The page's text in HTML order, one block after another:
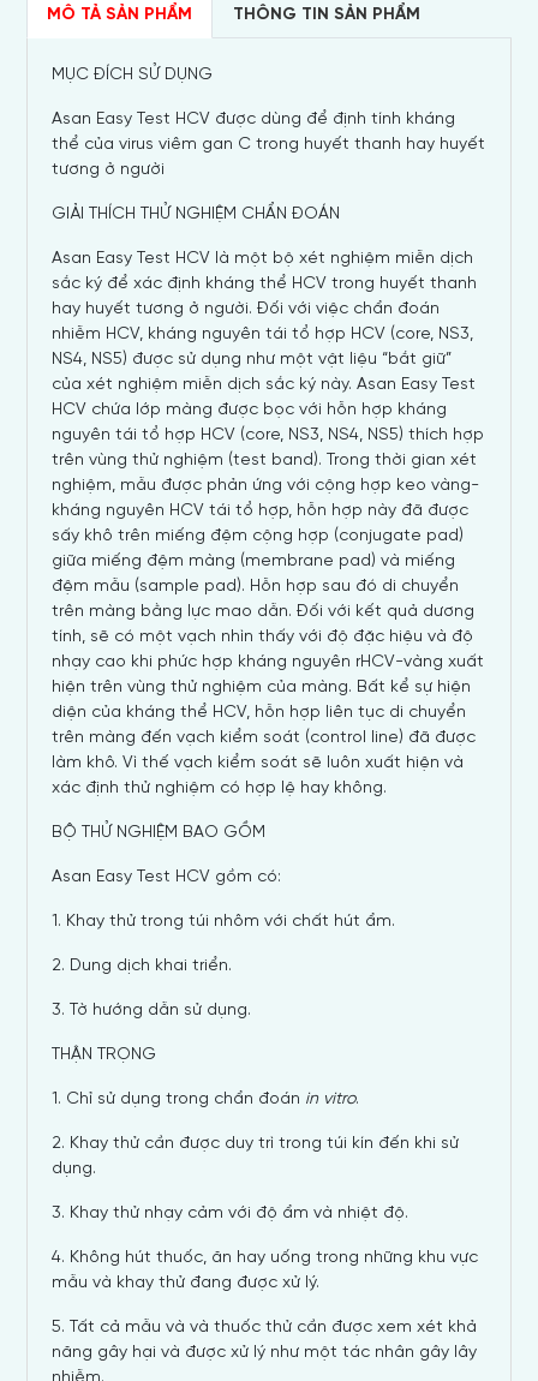
MÔ TẢ SẢN PHẨM THÔNG TIN SẢN PHẨM
MỤC ĐÍCH SỬ DỤNG
Asan Easy Test HCV được dùng để định tính kháng
thể của virus viêm gan C trong huyết thanh hay huyết
tương ở người
GIẢI THÍCH THỬ NGHIỆM CHẨN ĐOÁN
Asan Easy Test HCV là một bộ xét nghiệm miễn dịch
sắc ký để xác định kháng thể HCV trong huyết thanh
hay huyết tương ở người. Đối với việc chẩn đoán
nhiễm HCV, kháng nguyên tái tổ hợp HCV (core, NS3,
NS4, NS5) được sử dụng như một vật liệu “bắt giữ”
của xét nghiệm miễn dịch sắc ký này. Asan Easy Test
HCV chứa lớp màng được bọc với hỗn hợp kháng
nguyên tái tổ hợp HCV (core, NS3, NS4, NS5) thích hợp
trên vùng thử nghiệm (test band). Trong thời gian xét
nghiệm, mẫu được phản ứng với cộng hợp keo vàng-
kháng nguyên HCV tái tổ hợp, hỗn hợp này đã được
sấy khô trên miếng đệm cộng hợp (conjugate pad)
giữa miếng đệm màng (membrane pad) và miếng
đệm mẫu (sample pad). Hỗn hợp sau đó di chuyển
trên màng bằng lực mao dẫn. Đối với kết quả dương
tính, sẽ có một vạch nhìn thấy với độ đặc hiệu và độ
nhạy cao khi phức hợp kháng nguyên rHCV-vàng xuất
hiện trên vùng thử nghiệm của màng. Bất kể sự hiện
diện của kháng thể HCV, hỗn hợp liên tục di chuyển
trên màng đến vạch kiểm soát (control line) đã được
làm khô. Vì thế vạch kiểm soát sẽ luôn xuất hiện và
xác định thử nghiệm có hợp lệ hay không.
BỘ THỬ NGHIỆM BAO GỒM
Asan Easy Test HCV gồm có:
1. Khay thử trong túi nhôm với chất hút ẩm.
2. Dung dịch khai triển.
3. Tờ hướng dẫn sử dụng.
THẬN TRỌNG
1. Chỉ sử dụng trong chẩn đoán in vitro.
2. Khay thử cần được duy trì trong túi kín đến khi sử
dụng.
3. Khay thử nhạy cảm với độ ẩm và nhiệt độ.
4. Không hút thuốc, ăn hay uống trong những khu vực
mẫu và khay thử đang được xử lý.
5. Tất cả mẫu và và thuốc thử cần được xem xét khả
năng gây hại và được xử lý như một tác nhân gây lây